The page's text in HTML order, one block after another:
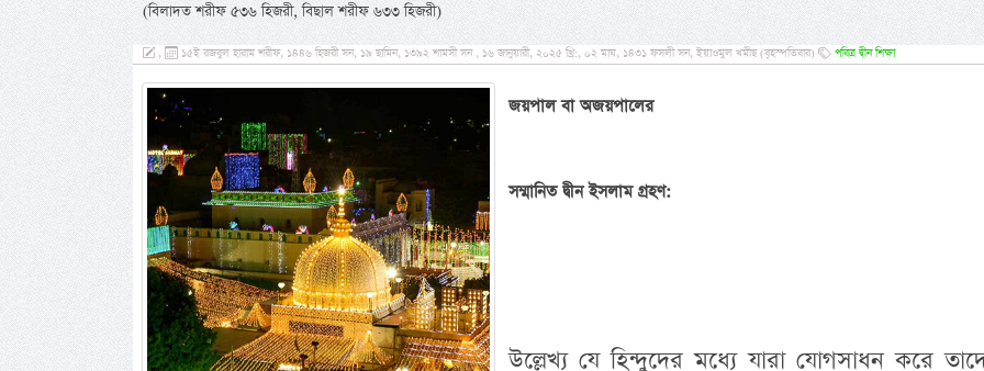
(বিলাদত শরীফ ৫৩৬ হিজরী, বিছাল শরীফ ৬৩৩ হিজরী)
, ১৫ই রজবুল হারাম শরীফ, ১৪৪৬ হিজরী সন, ১৯ ছামিন, ১৩৯২ শামসী সন , ১৬ জানুয়ারী, ২০২৫ খ্রি:, ০২ মাঘ, ১৪৩১ ফসলী সন, ইয়াওমুল খমীছ (বৃহস্পতিবার) পবিত্র দ্বীন শিক্ষা
জয়পাল বা অজয়পালের
সম্মানিত দ্বীন ইসলাম গ্রহণ:
উল্লেখ্য যে হিন্দুদের মধ্যে যারা যোগসাধন করে